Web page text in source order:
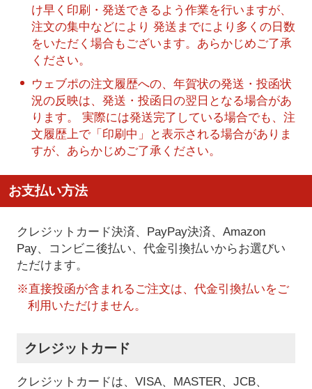
け早く印刷・発送できるよう作業を行いますが、
注文の集中などにより 発送までにより多くの日数
をいただく場合もございます。あらかじめご了承
ください。
ウェブポの注文履歴への、年賀状の発送・投函状
況の反映は、発送・投函日の翌日となる場合があ
ります。 実際には発送完了している場合でも、注
文履歴上で「印刷中」と表示される場合がありま
すが、あらかじめご了承ください。
お支払い方法
クレジットカード決済、PayPay決済、Amazon
Pay、コンビニ後払い、代金引換払いからお選びい
ただけます。
※直接投函が含まれるご注文は、代金引換払いをご
利用いただけません。
クレジットカード
クレジットカードは、VISA、MASTER、JCB、